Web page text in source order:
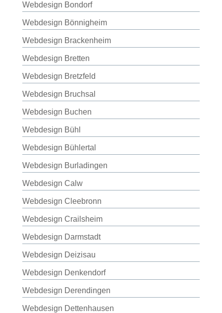
Webdesign Bondorf
Webdesign Bönnigheim
Webdesign Brackenheim
Webdesign Bretten
Webdesign Bretzfeld
Webdesign Bruchsal
Webdesign Buchen
Webdesign Bühl
Webdesign Bühlertal
Webdesign Burladingen
Webdesign Calw
Webdesign Cleebronn
Webdesign Crailsheim
Webdesign Darmstadt
Webdesign Deizisau
Webdesign Denkendorf
Webdesign Derendingen
Webdesign Dettenhausen